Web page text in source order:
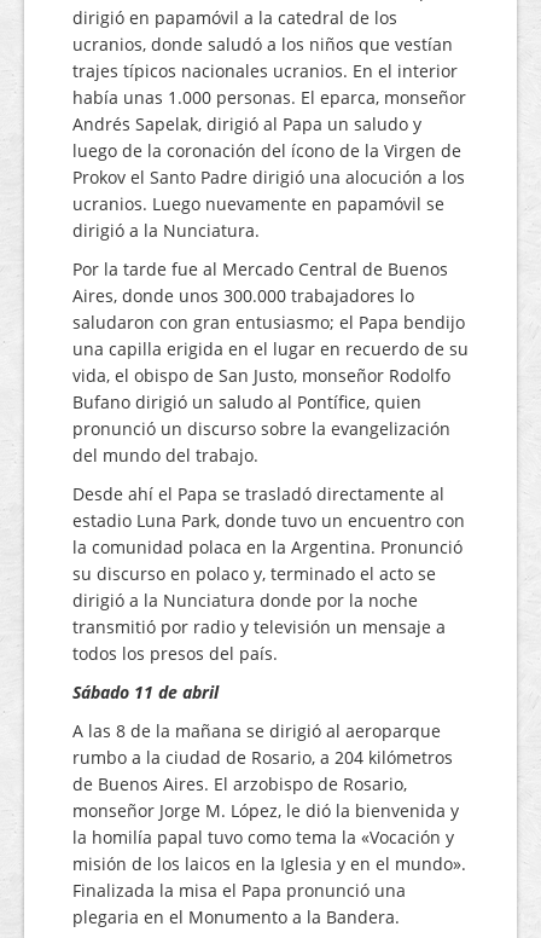
dirigió en papamóvil a la catedral de los
ucranios, donde saludó a los niños que vestían
trajes típicos nacionales ucranios. En el interior
había unas 1.000 personas. El eparca, monseñor
Andrés Sapelak, dirigió al Papa un saludo y
luego de la coronación del ícono de la Virgen de
Prokov el Santo Padre dirigió una alocución a los
ucranios. Luego nuevamente en papamóvil se
dirigió a la Nunciatura.
Por la tarde fue al Mercado Central de Buenos
Aires, donde unos 300.000 trabajadores lo
saludaron con gran entusiasmo; el Papa bendijo
una capilla erigida en el lugar en recuerdo de su
vida, el obispo de San Justo, monseñor Rodolfo
Bufano dirigió un saludo al Pontífice, quien
pronunció un discurso sobre la evangelización
del mundo del trabajo.
Desde ahí el Papa se trasladó directamente al
estadio Luna Park, donde tuvo un encuentro con
la comunidad polaca en la Argentina. Pronunció
su discurso en polaco y, terminado el acto se
dirigió a la Nunciatura donde por la noche
transmitió por radio y televisión un mensaje a
todos los presos del país.
Sábado 11 de abril
A las 8 de la mañana se dirigió al aeroparque
rumbo a la ciudad de Rosario, a 204 kilómetros
de Buenos Aires. El arzobispo de Rosario,
monseñor Jorge M. López, le dió la bienvenida y
la homilía papal tuvo como tema la «Vocación y
misión de los laicos en la Iglesia y en el mundo».
Finalizada la misa el Papa pronunció una
plegaria en el Monumento a la Bandera.